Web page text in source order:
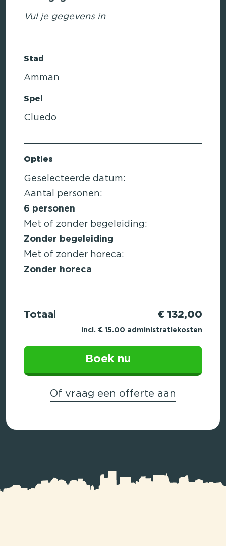
Vul je gegevens in
Stad
Amman
Spel
Cluedo
Opties
Geselecteerde datum:
Aantal personen:
6 personen
Met of zonder begeleiding:
Zonder begeleiding
Met of zonder horeca:
Zonder horeca
Totaal € 132,00
incl. € 15.00 administratiekosten
Boek nu
Of vraag een offerte aan